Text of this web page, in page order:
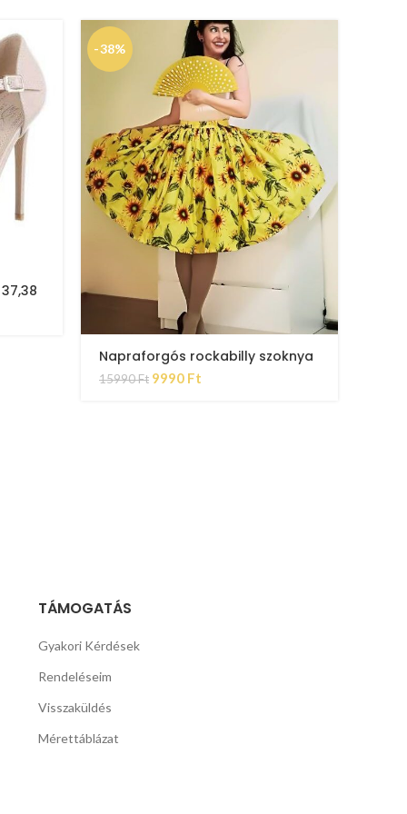
-38%
Napraforgós rockabilly szoknya
15990Ft 9990 Ft
TÁMOGATÁS
Gyakori Kérdések
Rendeléseim
Visszaküldés
Mérettáblázat